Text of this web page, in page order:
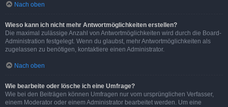
Nach oben
Wieso kann ich nicht mehr Antwortmöglichkeiten erstellen?
Die maximal zulässige Anzahl von Antwortmöglichkeiten wird durch die Board-
Administration festgelegt. Wenn du glaubst, mehr Antwortmöglichkeiten als
zugelassen zu benötigen, kontaktiere einen Administrator.
Nach oben
Wie bearbeite oder lösche ich eine Umfrage?
Wie bei den Beiträgen können Umfragen nur vom ursprünglichen Verfasser,
einem Moderator oder einem Administrator bearbeitet werden. Um eine